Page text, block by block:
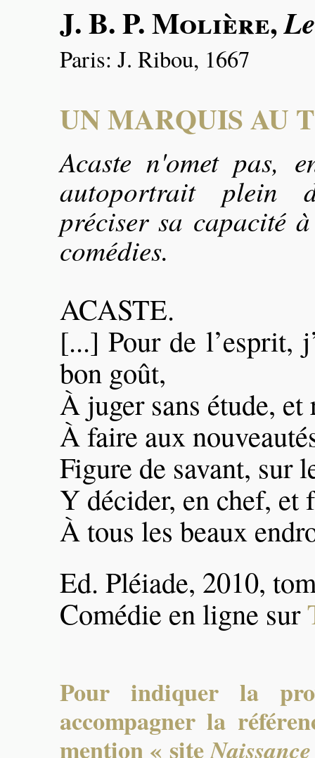
J. B. P.Molière,
Paris: J. Ribou, 1667
UN MARQUIS AU
Acaste n'omet pas,
autoportrait plein
préciser sa capacité
comédies.
ACASTE.
[...] Pour de l’esprit,
bon goût,
À juger sans étude,
À faire aux
Figure de savant, sur
Y décider, en chef, et
À tous les beaux
Ed. Pléiade, 2010,
Comédie en ligne sur
Pour indiquer la
accompagner la
mention « site